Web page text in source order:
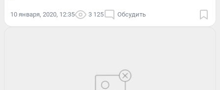
10 января, 2020, 12:35 3 125 Обсудить